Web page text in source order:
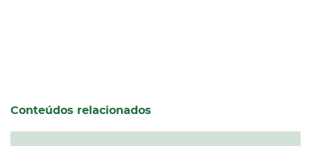
Conteúdos relacionados